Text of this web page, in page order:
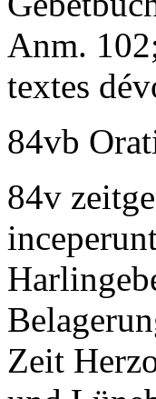
Anm.
textes
84vb
84v
Zeit